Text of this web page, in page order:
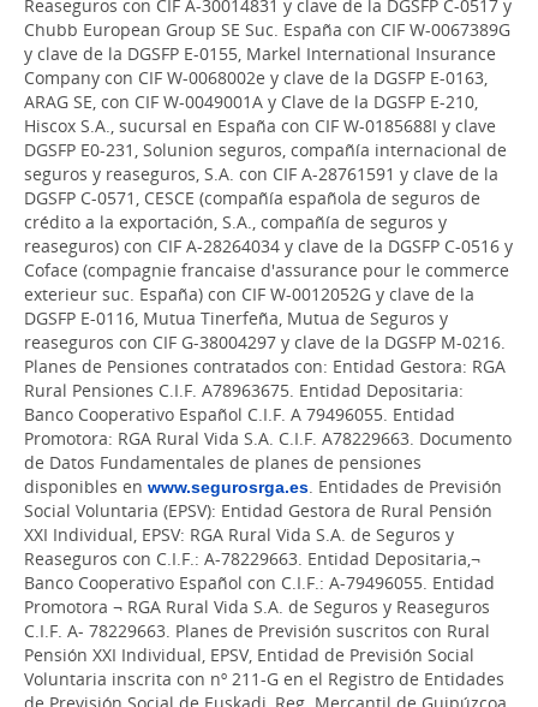
Reaseguros con CIF A-30014831 y clave de la DGSFP C-0517 y
Chubb European Group SE Suc. España con CIF W-0067389G
y clave de la DGSFP E-0155, Markel International Insurance
Company con CIF W-0068002e y clave de la DGSFP E-0163,
ARAG SE, con CIF W-0049001A y Clave de la DGSFP E-210,
Hiscox S.A., sucursal en España con CIF W-0185688I y clave
DGSFP E0-231, Solunion seguros, compañía internacional de
seguros y reaseguros, S.A. con CIF A-28761591 y clave de la
DGSFP C-0571, CESCE (compañía española de seguros de
crédito a la exportación, S.A., compañía de seguros y
reaseguros) con CIF A-28264034 y clave de la DGSFP C-0516 y
Coface (compagnie francaise d'assurance pour le commerce
exterieur suc. España) con CIF W-0012052G y clave de la
DGSFP E-0116, Mutua Tinerfeña, Mutua de Seguros y
reaseguros con CIF G-38004297 y clave de la DGSFP M-0216.
Planes de Pensiones contratados con: Entidad Gestora: RGA
Rural Pensiones C.I.F. A78963675. Entidad Depositaria:
Banco Cooperativo Español C.I.F. A 79496055. Entidad
Promotora: RGA Rural Vida S.A. C.I.F. A78229663. Documento
de Datos Fundamentales de planes de pensiones
disponibles en www.segurosrga.es. Entidades de Previsión
Social Voluntaria (EPSV): Entidad Gestora de Rural Pensión
XXI Individual, EPSV: RGA Rural Vida S.A. de Seguros y
Reaseguros con C.I.F.: A-78229663. Entidad Depositaria,¬
Banco Cooperativo Español con C.I.F.: A-79496055. Entidad
Promotora ¬ RGA Rural Vida S.A. de Seguros y Reaseguros
C.I.F. A- 78229663. Planes de Previsión suscritos con Rural
Pensión XXI Individual, EPSV, Entidad de Previsión Social
Voluntaria inscrita con nº 211-G en el Registro de Entidades